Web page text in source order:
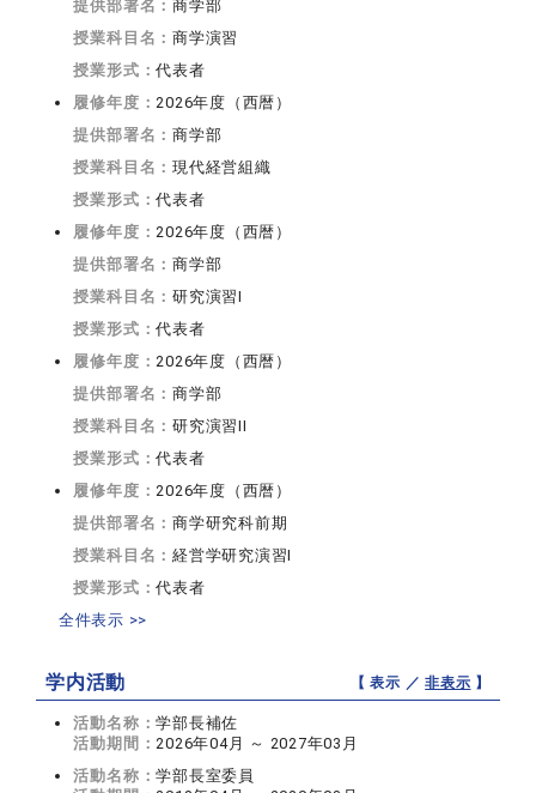
提供部署名：商学部
授業科目名：商学演習
授業形式：代表者
履修年度： 2026年度（西暦）
提供部署名：商学部
授業科目名：現代経営組織
授業形式：代表者
履修年度： 2026年度（西暦）
提供部署名：商学部
授業科目名：研究演習I
授業形式：代表者
履修年度： 2026年度（西暦）
提供部署名：商学部
授業科目名：研究演習II
授業形式：代表者
履修年度： 2026年度（西暦）
提供部署名：商学研究科前期
授業科目名：経営学研究演習I
授業形式：代表者
全件表示 >>
学内活動 【 表示 ／非表示 】
活動名称：学部長補佐
活動期間： 2026年04月 ～ 2027年03月
活動名称：学部長室委員